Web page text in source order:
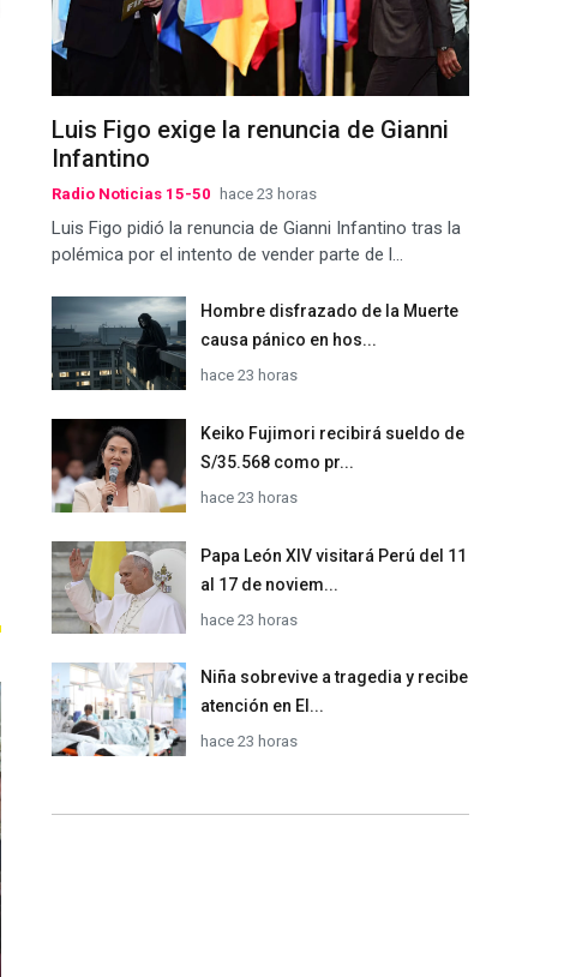
Luis Figo exige la renuncia de Gianni
Infantino
Radio Noticias 15-50 hace 23 horas
Luis Figo pidió la renuncia de Gianni Infantino tras la
polémica por el intento de vender parte de l...
Hombre disfrazado de la Muerte
causa pánico en hos...
hace 23 horas
Keiko Fujimori recibirá sueldo de
S/35.568 como pr...
hace 23 horas
Papa León XIV visitará Perú del 11
al 17 de noviem...
hace 23 horas
Niña sobrevive a tragedia y recibe
atención en El...
hace 23 horas